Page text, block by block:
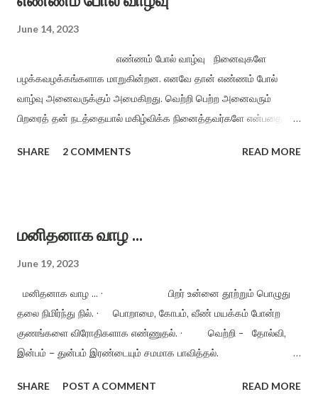
காக்க காக்கக் குறளைக் காக்க உலக மொழிகளில் ஒப்பற்ற நூலாம்,
நோக்க நோக்க பெயா்த்து நோக்க மனிதன் கற்று மனிதம் காக்க
அறநெறி வாழ்வை இறைவழி காக்க வானம் பொய்யா வளத்தைக்
காக்க பசிப்பிணி யில்லா உலகைக் காக்க பற்றற்ற வாழ்வை பரிவுடன்
காக்க அறத்தைக் காக்க அன்பைக் காக்க (2) குறையிலா வாழ்வை
குணமுடன் காக்க இல்லற வாழ்வுடன் நல்லறம் காக்க பண்பொடு பயனும்
June 14, 2023
எண்ணம் போல் வாழ்வு நினைவுகளே
பழக்கவழக்கங்களாக மாறுகின்றன. எனவே தான் எண்ணம் போல்
வாழ்வு அனைவருக்கும் அமைகிறது. வெற்றி பெற்ற அனைவரும்
பிறரைத் தன் நடத்தையால் மகிழ்விக்க நினைத்தவர்களே என்பதை
சேமிப்பதைவிட இதயத்தில் இனிய எண்ணங்களைச் சேமிப்பது
பற்றிக் கொண்டுள்ள தொற்று நோய். எனவே வெறுப்பிற்கு விடுதலை
தரும்வரை மகிழ்ச்சி நம்மை அணுகாது. · கடமையைச்
எது நடந்...
SHARE 2 COMMENTS READ MORE
மனிதனாக வாழ ...
June 19, 2023
மனிதனாக வாழ ... · பிறர் உன்னை தூற்றும் பொழுது
தலை நிமிர்ந்து நில். · பொறாமை, கோபம், வீண் மயக்கம் போன்ற
குணங்களை விரோதிகளாக எண்ணுதல். · வெற்றி - தோல்வி,
இன்பம் – துன்பம் இரண்டையும் சமமாக பாவித்தல்.
இல்லை என்றாலும் பரவாயில்லை. பகைவர்கள் இல்லாமல் வாழ முயற்சி
SHARE POST A COMMENT READ MORE